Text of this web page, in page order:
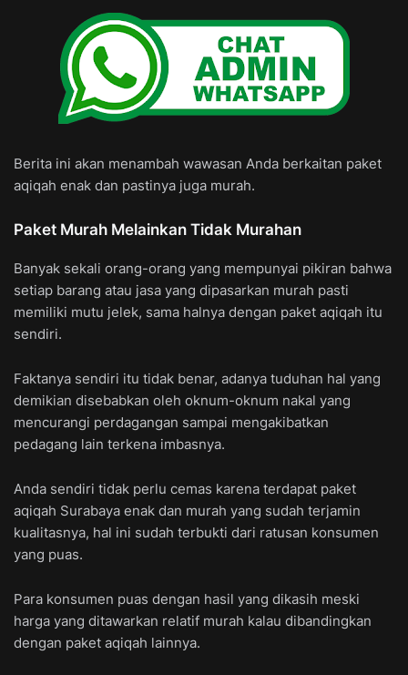
Berita ini akan menambah wawasan Anda berkaitan paket
aqiqah enak dan pastinya juga murah.
Paket Murah Melainkan Tidak Murahan
Banyak sekali orang-orang yang mempunyai pikiran bahwa
setiap barang atau jasa yang dipasarkan murah pasti
memiliki mutu jelek, sama halnya dengan paket aqiqah itu
sendiri.
Faktanya sendiri itu tidak benar, adanya tuduhan hal yang
demikian disebabkan oleh oknum-oknum nakal yang
mencurangi perdagangan sampai mengakibatkan
pedagang lain terkena imbasnya.
Anda sendiri tidak perlu cemas karena terdapat paket
aqiqah Surabaya enak dan murah yang sudah terjamin
kualitasnya, hal ini sudah terbukti dari ratusan konsumen
yang puas.
Para konsumen puas dengan hasil yang dikasih meski
harga yang ditawarkan relatif murah kalau dibandingkan
dengan paket aqiqah lainnya.